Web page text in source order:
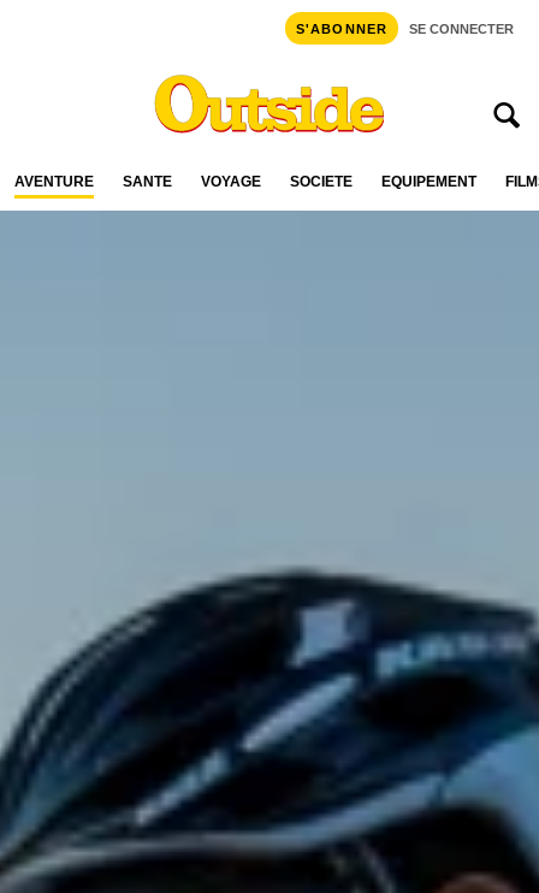
S'ABONNER SE CONNECTER
AVENTURE SANTÉ VOYAGE SOCIÉTÉ ÉQUIPEMENT